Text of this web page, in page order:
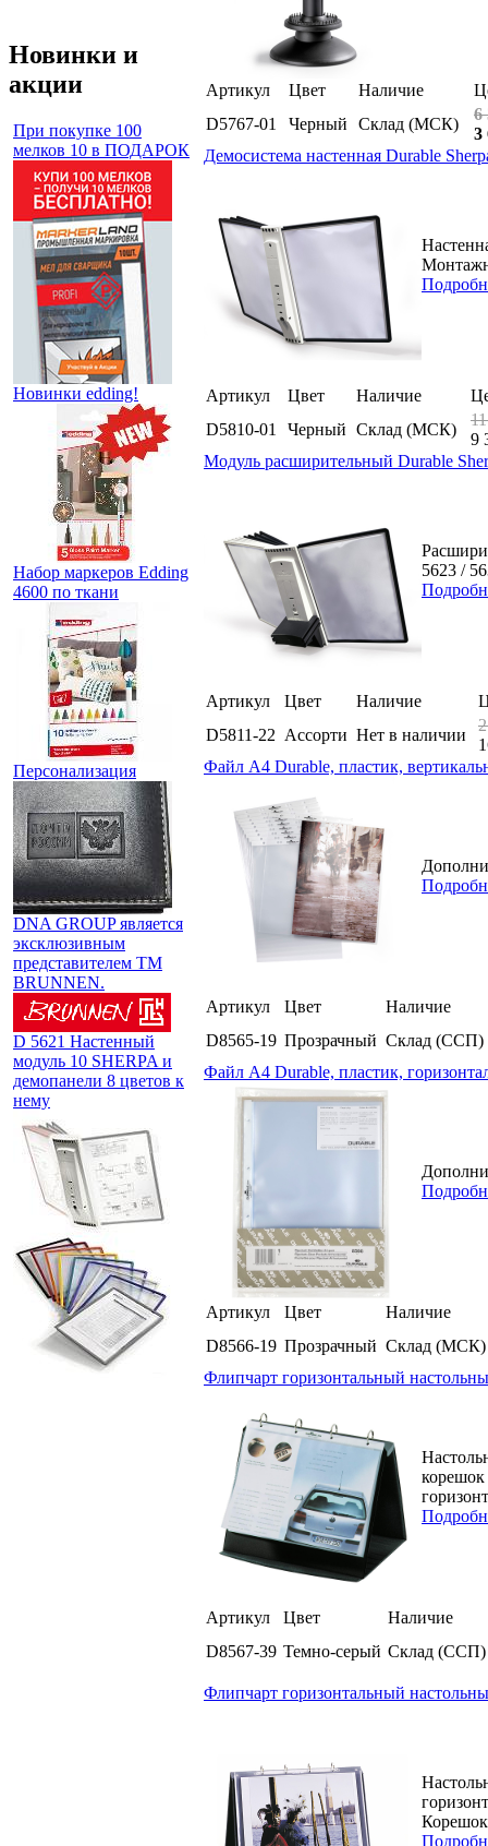
Новинки и
акции
При покупке 100
мелков 10 в ПОДАРОК
Новинки edding!
Набор маркеров Edding
4600 по ткани
Персонализация
DNA GROUP является
эксклюзивным
представителем TM
BRUNNEN.
D 5621 Настенный
модуль 10 SHERPA и
демопанели 8 цветов к
нему
Артикул Цвет Наличие
D5767-01
Черный Склад (МСК)
6
3
Демосистема настенная Durable
Артикул Цвет Наличие
D5810-01
Черный Склад (МСК)
9
Модуль расширительный Durable
5623 /
Артикул Цвет Наличие
D5811-22 Ассорти Нет в наличии
Файл А4 Durable, пластик,
Артикул Цвет
Наличие
D8565-19 Прозрачный Склад (ССП)
Файл А4 Durable, пластик,
Артикул Цвет
Наличие
D8566-19 Прозрачный Склад (МСК)
Флипчарт горизонтальный
Артикул Цвет
Наличие
D8567-39 Темно-серый Склад (ССП)
Флипчарт горизонтальный